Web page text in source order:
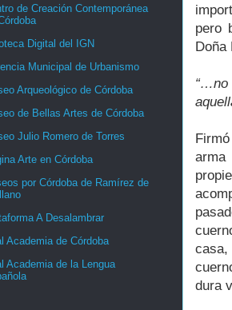
pero
Doña
“…no
dura
de Creación Contemporánea
Digital del IGN
Municipal de Urbanismo
Arqueológico de Córdoba
de Bellas Artes de Córdoba
Julio Romero de Torres
Arte en Córdoba
por Córdoba de Ramírez de
A Desalambrar
Academia de Córdoba
Academia de la Lengua